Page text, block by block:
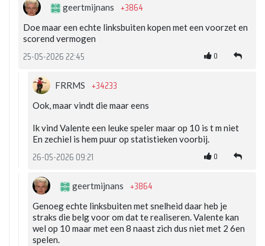
geertmijnans +3864
Doe maar een echte linksbuiten kopen met een voorzet en
scorend vermogen
25-05-2026 22:45 0
FRRMS +34233
Ook, maar vindt die maar eens
Ik vind Valente een leuke speler maar op 10 is t m niet
En zechiel is hem puur op statistieken voorbij.
26-05-2026 09:21 0
geertmijnans +3864
Genoeg echte linksbuiten met snelheid daar heb je
straks die belg voor om dat te realiseren. Valente kan
wel op 10 maar met een 8 naast zich dus niet met 2 6en
spelen.